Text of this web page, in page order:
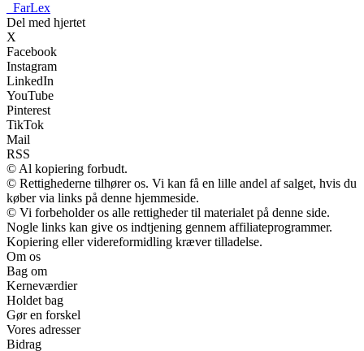
FarLex
Del med hjertet
X
Facebook
Instagram
LinkedIn
YouTube
Pinterest
TikTok
Mail
RSS
© Al kopiering forbudt.
© Rettighederne tilhører os. Vi kan få en lille andel af salget, hvis du
køber via links på denne hjemmeside.
© Vi forbeholder os alle rettigheder til materialet på denne side.
Nogle links kan give os indtjening gennem affiliateprogrammer.
Kopiering eller videreformidling kræver tilladelse.
Om os
Bag om
Kerneværdier
Holdet bag
Gør en forskel
Vores adresser
Bidrag